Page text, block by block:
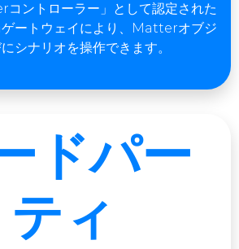
ントローラー」として認定された
ートウェイにより、Matterオブジ
シナリオを操作できます。
ドパー
ティ